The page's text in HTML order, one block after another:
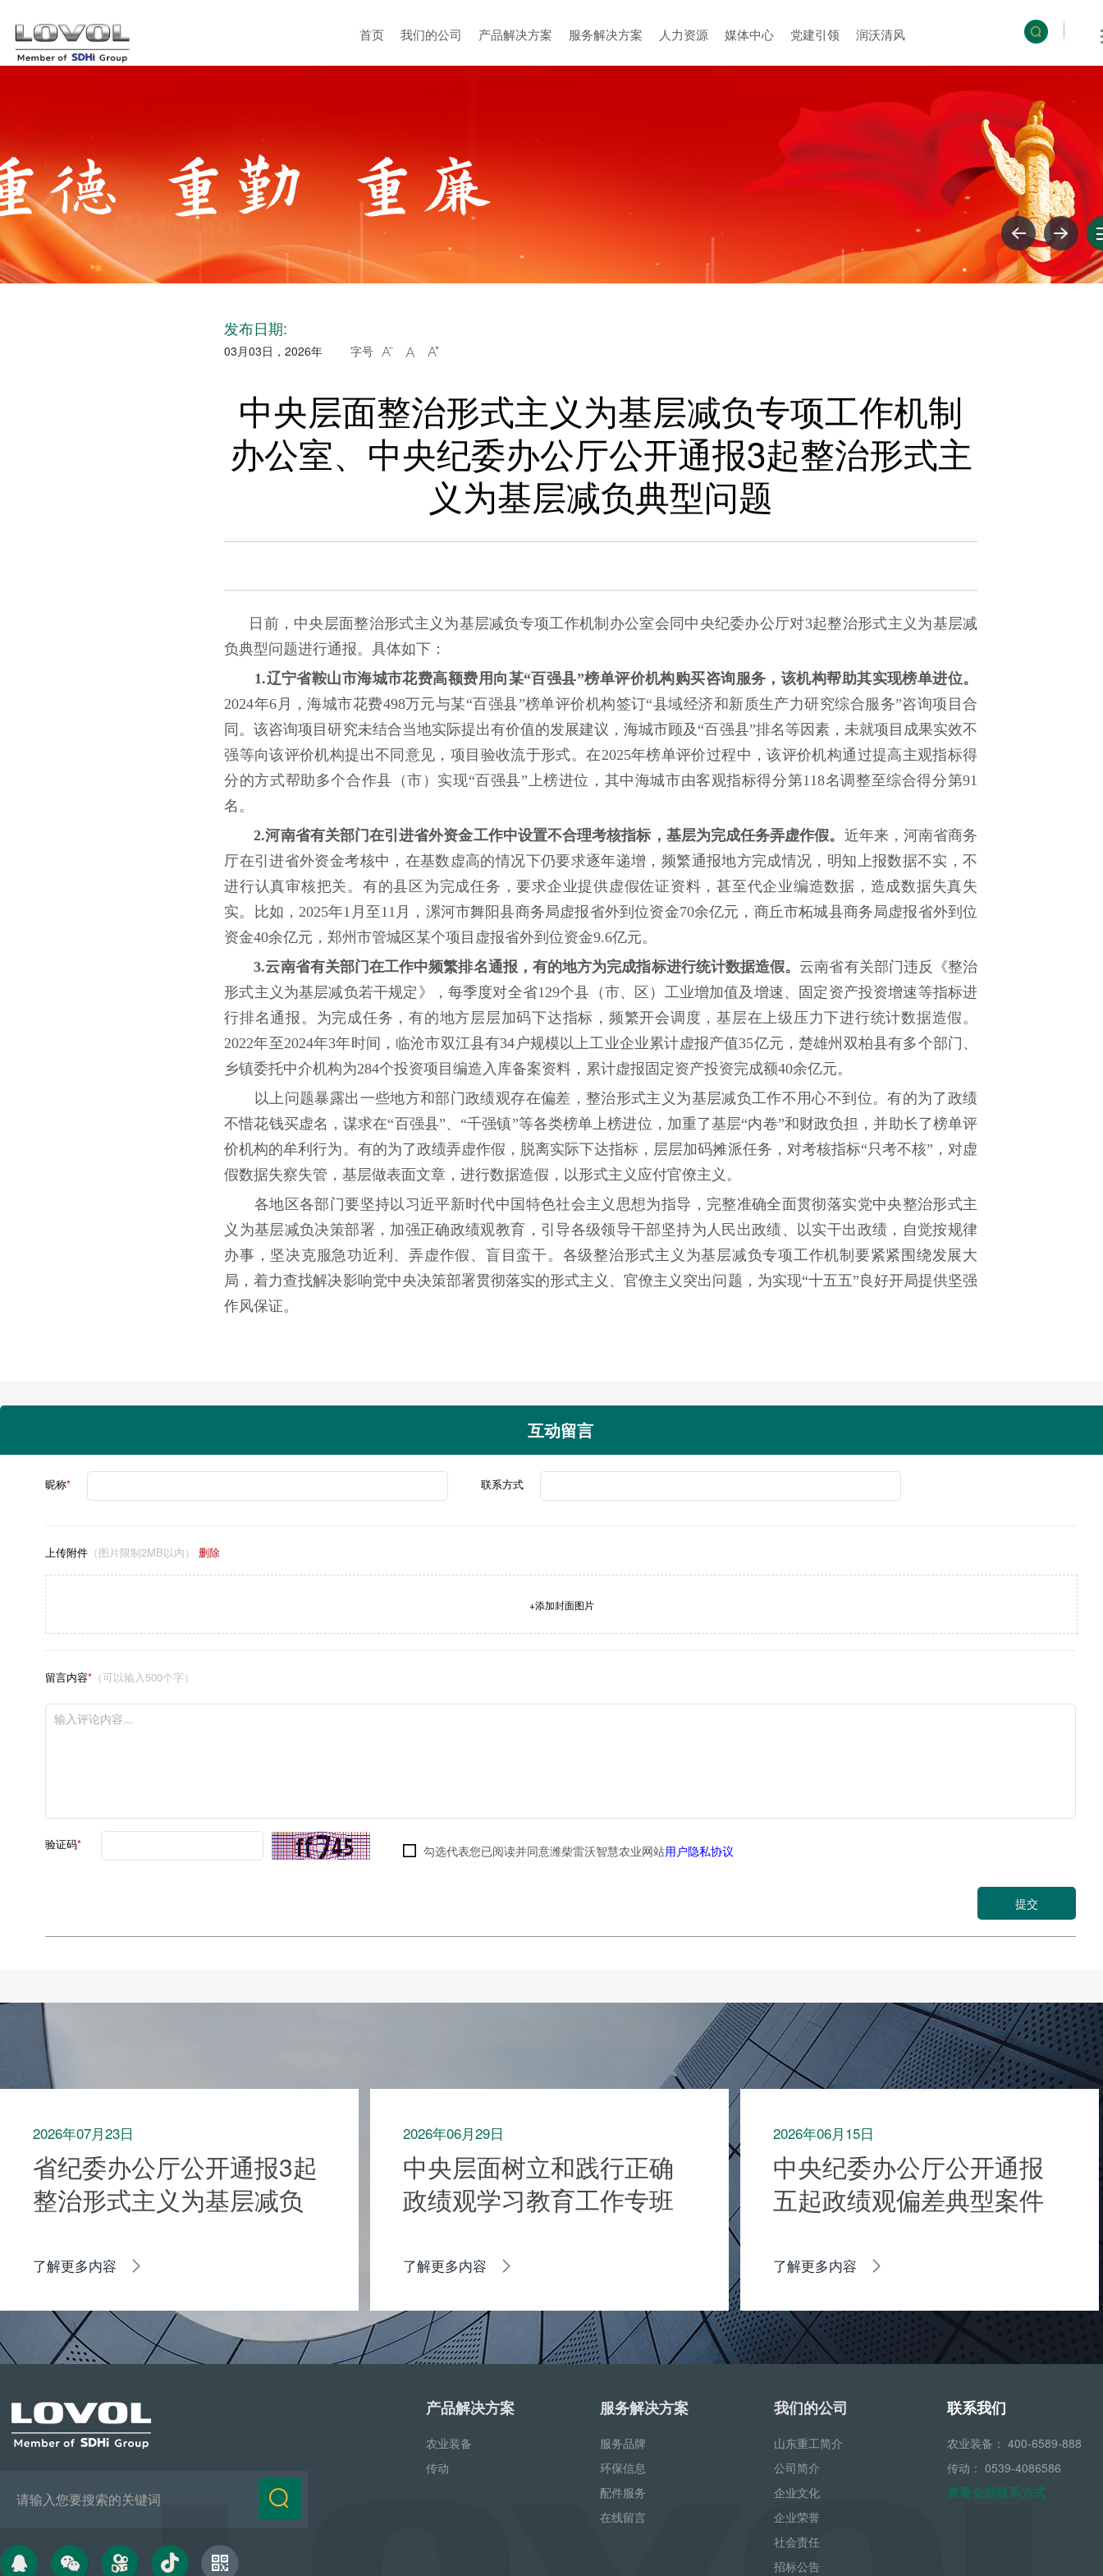
首页 我们的公司 产品解决方案 服务解决方案 人力资源 媒体中心 党建引领 润沃清风
发布日期:
03月03日，2026年 字号   
中央层面整治形式主义为基层减负专项工作机制
办公室、中央纪委办公厅公开通报3起整治形式主
义为基层减负典型问题
日前，中央层面整治形式主义为基层减负专项工作机制办公室会同中央纪委办公厅对3起整治形式主义为基层减
负典型问题进行通报。具体如下：
1.辽宁省鞍山市海城市花费高额费用向某“百强县”榜单评价机构购买咨询服务，该机构帮助其实现榜单进位。
2024年6月，海城市花费498万元与某“百强县”榜单评价机构签订“县域经济和新质生产力研究综合服务”咨询项目合
同。该咨询项目研究未结合当地实际提出有价值的发展建议，海城市顾及“百强县”排名等因素，未就项目成果实效不
强等向该评价机构提出不同意见，项目验收流于形式。在2025年榜单评价过程中，该评价机构通过提高主观指标得
分的方式帮助多个合作县（市）实现“百强县”上榜进位，其中海城市由客观指标得分第118名调整至综合得分第91
名。
2.河南省有关部门在引进省外资金工作中设置不合理考核指标，基层为完成任务弄虚作假。 近年来，河南省商务
厅在引进省外资金考核中，在基数虚高的情况下仍要求逐年递增，频繁通报地方完成情况，明知上报数据不实，不
进行认真审核把关。有的县区为完成任务，要求企业提供虚假佐证资料，甚至代企业编造数据，造成数据失真失
实。比如，2025年1月至11月，漯河市舞阳县商务局虚报省外到位资金70余亿元，商丘市柘城县商务局虚报省外到位
资金40余亿元，郑州市管城区某个项目虚报省外到位资金9.6亿元。
3.云南省有关部门在工作中频繁排名通报，有的地方为完成指标进行统计数据造假。 云南省有关部门违反《整治
形式主义为基层减负若干规定》，每季度对全省129个县（市、区）工业增加值及增速、固定资产投资增速等指标进
行排名通报。为完成任务，有的地方层层加码下达指标，频繁开会调度，基层在上级压力下进行统计数据造假。
2022年至2024年3年时间，临沧市双江县有34户规模以上工业企业累计虚报产值35亿元，楚雄州双柏县有多个部门、
乡镇委托中介机构为284个投资项目编造入库备案资料，累计虚报固定资产投资完成额40余亿元。
以上问题暴露出一些地方和部门政绩观存在偏差，整治形式主义为基层减负工作不用心不到位。有的为了政绩
不惜花钱买虚名，谋求在“百强县”、“千强镇”等各类榜单上榜进位，加重了基层“内卷”和财政负担，并助长了榜单评
价机构的牟利行为。有的为了政绩弄虚作假，脱离实际下达指标，层层加码摊派任务，对考核指标“只考不核”，对虚
假数据失察失管，基层做表面文章，进行数据造假，以形式主义应付官僚主义。
各地区各部门要坚持以习近平新时代中国特色社会主义思想为指导，完整准确全面贯彻落实党中央整治形式主
义为基层减负决策部署，加强正确政绩观教育，引导各级领导干部坚持为人民出政绩、以实干出政绩，自觉按规律
办事，坚决克服急功近利、弄虚作假、盲目蛮干。各级整治形式主义为基层减负专项工作机制要紧紧围绕发展大
局，着力查找解决影响党中央决策部署贯彻落实的形式主义、官僚主义突出问题，为实现“十五五”良好开局提供坚强
作风保证。
互动留言
昵称* 联系方式
上传附件（图片限制2MB以内） 删除
+添加封面图片
留言内容*（可以输入500个字）
验证码* 勾选代表您已阅读并同意潍柴雷沃智慧农业网站用户隐私协议
提交
2026年07月23日
省纪委办公厅公开通报3起
整治形式主义为基层减负
了解更多内容
2026年06月29日
中央层面树立和践行正确
政绩观学习教育工作专班
起政绩观偏差问题
了解更多内容
2026年06月15日
中央纪委办公厅公开通报
五起政绩观偏差典型案件
了解更多内容
产品解决方案
农业装备
传动
服务解决方案
服务品牌
环保信息
配件服务
在线留言
我们的公司
山东重工简介
公司简介
企业文化
企业荣誉
社会责任
招标公告
联系我们
农业装备：400-6589-888
传动：0539-4086586
查看全部联系方式